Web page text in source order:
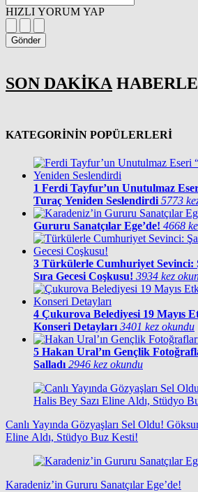
HIZLI YORUM YAP
Gönder
SON DAKİKA
KATEGORİNİN POPÜLERLERİ
1 Ferdi Tayfur’un Unutulmaz
Turaç Yeniden Seslendirdi 5773
Gururu Sanatçılar Ege’de! 4668
3 Türkülerle Cumhuriyet Sevinci:
Sıra Gecesi Coşkusu! 3934 kez
4 Çukurova Belediyesi 19 Mayıs
Konseri Detayları 3401 kez okundu
5 Hakan Ural’ın Gençlik
Salladı 2946 kez okundu
Canlı Yayında Gözyaşları Sel Oldu!
Eline Aldı, Stüdyo Buz Kesti!
Karadeniz’in Gururu Sanatçılar Ege’de!